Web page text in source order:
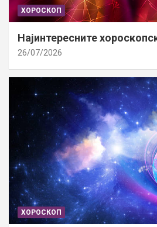
ХОРОСКОП
Најинтересните
26/07/2026
ХОРОСКОП